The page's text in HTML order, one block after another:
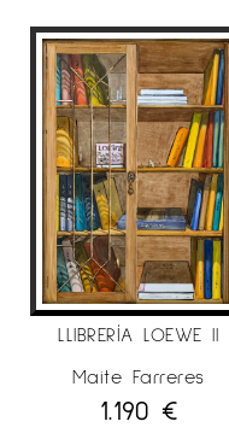
LLIBRERÍA LOEWE II
Maite Farreres
1.190 €